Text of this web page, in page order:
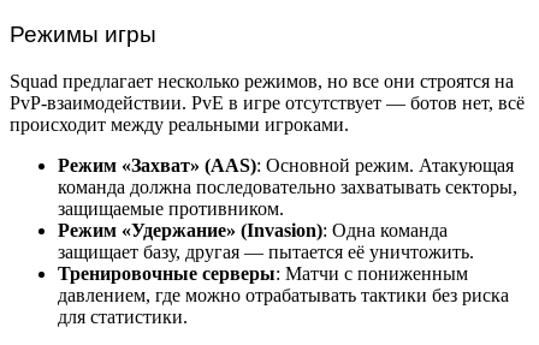
Режимы игры
Squad предлагает несколько режимов, но все они строятся на
PvP-взаимодействии. PvE в игре отсутствует — ботов нет, всё
происходит между реальными игроками.
Режим «Захват» (AAS): Основной режим. Атакующая
команда должна последовательно захватывать секторы,
защищаемые противником.
Режим «Удержание» (Invasion): Одна команда
защищает базу, другая — пытается её уничтожить.
Тренировочные серверы: Матчи с пониженным
давлением, где можно отрабатывать тактики без риска
для статистики.